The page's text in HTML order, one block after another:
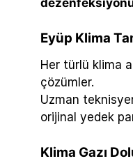
Eyüp Klima
Her türlü klima
çözümler.
Uzman
orijinal yedek
Klima Gazı